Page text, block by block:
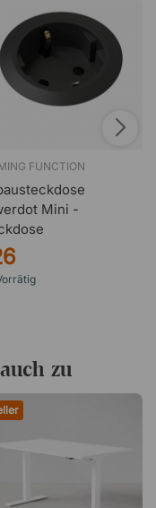
Dicke von
FUNCTION
Mini -
zu